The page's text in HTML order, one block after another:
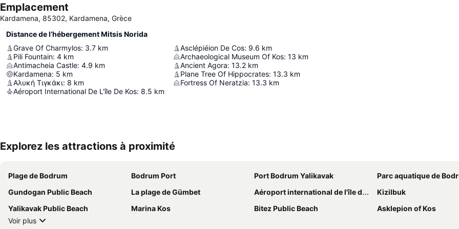
Emplacement
Kardamena, 85302, Kardamena, Grèce
Distance de l’hébergement Mitsis Norida
Grave Of Charmylos: 3.7 km
Pili Fountain: 4 km
Antimacheia Castle: 4.9 km
Kardamena: 5 km
Αλυκή Τιγκάκι: 8 km
Aéroport International De L'île De Kos: 8.5 km
Asclépiéion De Cos: 9.6 km
Archaeological Museum Of Kos: 13 km
Ancient Agora: 13.2 km
Plane Tree Of Hippocrates: 13.3 km
Fortress Of Neratzia: 13.3 km
Explorez les attractions à proximité
Plage de Bodrum Bodrum Port Port Bodrum Yalikavak
Parc aquatique de
Gundogan Public Beach
La plage de Gümbet Aéroport international de l'île de Cos
Kizilbuk
Yalikavak Public Beach
Marina Kos Bitez Public Beach
Asklepion of Kos
Voir plus